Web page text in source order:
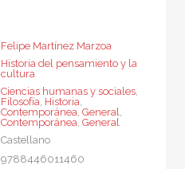
Felipe Martínez Marzoa
Historia del pensamiento y la
cultura
Ciencias humanas y sociales,
Filosofía, Historia,
Contemporánea, General,
Contemporánea, General
Castellano
9788446011460